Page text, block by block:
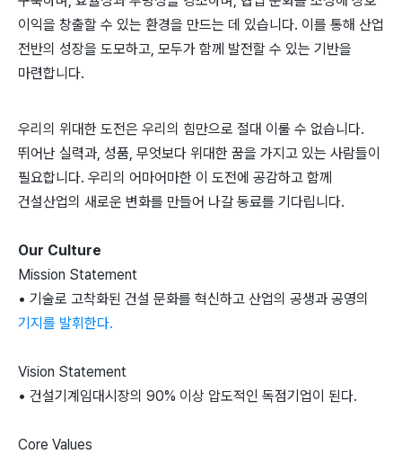
이익을 창출할 수 있는 환경을 만드는 데 있습니다. 이를 통해 산업
전반의 성장을 도모하고, 모두가 함께 발전할 수 있는 기반을
마련합니다.
우리의 위대한 도전은 우리의 힘만으로 절대 이룰 수 없습니다.
뛰어난 실력과, 성품, 무엇보다 위대한 꿈을 가지고 있는 사람들이
필요합니다. 우리의 어마어마한 이 도전에 공감하고 함께
건설산업의 새로운 변화를 만들어 나갈 동료를 기다립니다.
Our Culture
Mission Statement
• 기술로 고착화된 건설 문화를 혁신하고 산업의 공생과 공영의
기지를 발휘한다.
Vision Statement
• 건설기계임대시장의 90% 이상 압도적인 독점기업이 된다.
Core Values